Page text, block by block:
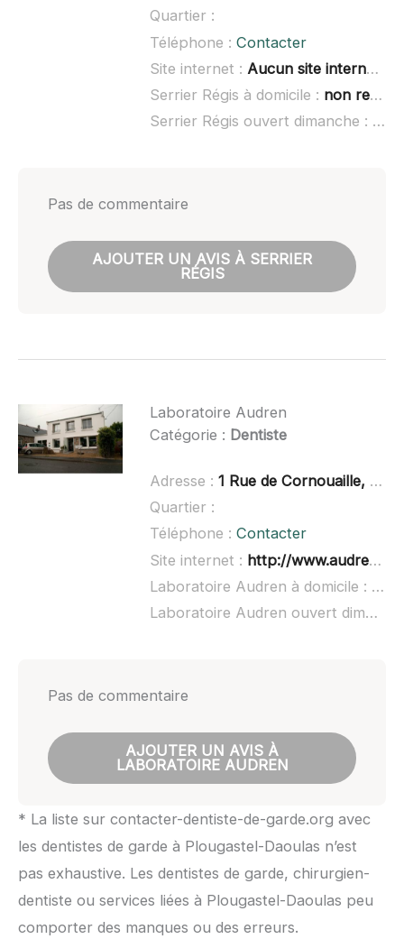
Quartier :
Téléphone : Contacter
Site internet : Aucun site internet connu
Serrier Régis à domicile : non renseigné
Serrier Régis ouvert dimanche :
non
Pas de commentaire
AJOUTER UN AVIS À SERRIER
RÉGIS
Laboratoire Audren
Catégorie : Dentiste
Adresse : 1 Rue de Cornouaille, 29470 Plougastel-Daoulas
Quartier :
Téléphone : Contacter
Site internet : http://www.audren.pro/
Laboratoire Audren à domicile :
non
Laboratoire Audren ouvert dimanche :
Pas de commentaire
AJOUTER UN AVIS À
LABORATOIRE AUDREN
* La liste sur contacter-dentiste-de-garde.org avec
les dentistes de garde à Plougastel-Daoulas n’est
pas exhaustive. Les dentistes de garde, chirurgien-
dentiste ou services liées à Plougastel-Daoulas peu
comporter des manques ou des erreurs.